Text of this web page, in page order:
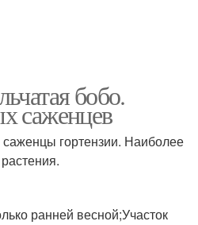
бобо.
саженцев
гортензии. Наиболее
ранней весной;Участок